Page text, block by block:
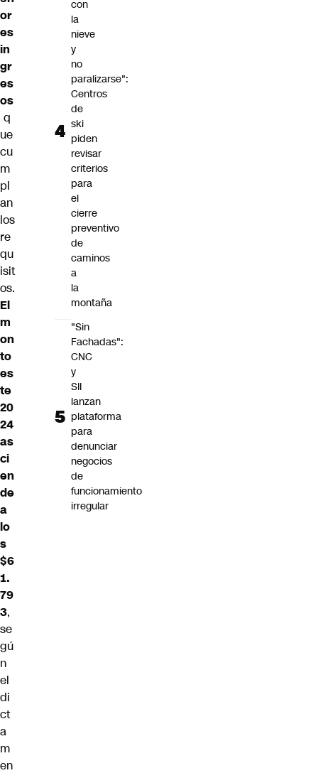
or
es
in
gr
es
os
q
ue
cu
m
pl
an
los
re
qu
isit
os.
El
m
on
to
es
te
20
24
as
ci
en
de
a
lo
s
$6
1.
79
3,
se
gú
n
el
di
ct
a
m
en
con
la
nieve
y
no
paralizarse":
Centros
de
ski
piden
revisar
criterios
para
el
cierre
preventivo
de
caminos
a
la
montaña
"Sin
Fachadas":
CNC
y
SII
lanzan
plataforma
para
denunciar
negocios
de
funcionamiento
irregular